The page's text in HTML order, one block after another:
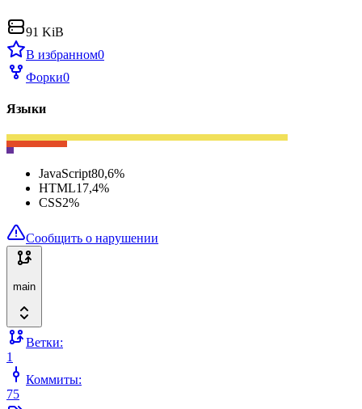
91 KiB
В избранном0
Форки0
Языки
JavaScript80,6%
HTML17,4%
CSS2%
Сообщить о нарушении
main
Ветки:
1
Коммиты:
75